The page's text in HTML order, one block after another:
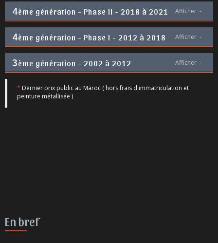
4ème génération - Phase II - 2018 à 2021 Afficher -
4ème génération - Phase I - 2012 à 2018 Afficher -
3ème génération - 2002 à 2012 Afficher -
* Dernier prix public au Maroc ( hors frais d'immatriculation et
peinture métallisée )
En bref